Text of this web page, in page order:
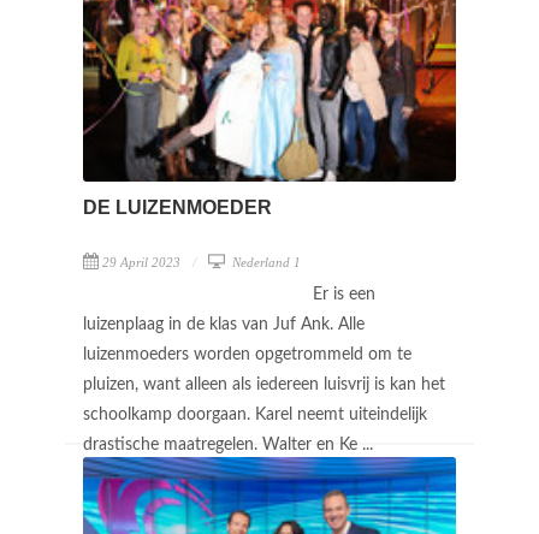
DE LUIZENMOEDER
29 April 2023 Nederland 1
Er is een
luizenplaag in de klas van Juf Ank. Alle
luizenmoeders worden opgetrommeld om te
pluizen, want alleen als iedereen luisvrij is kan het
schoolkamp doorgaan. Karel neemt uiteindelijk
drastische maatregelen. Walter en Ke ...